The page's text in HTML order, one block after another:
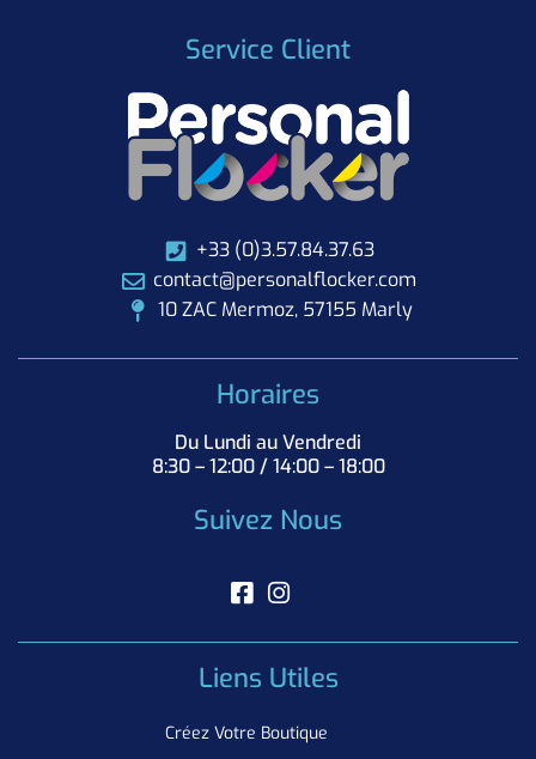
Service Client
+33 (0)3.57.84.37.63
contact@personalflocker.com
10 ZAC Mermoz, 57155 Marly
Horaires
Du Lundi au Vendredi
8:30 – 12:00 / 14:00 – 18:00
Suivez Nous
Liens Utiles
Créez Votre Boutique